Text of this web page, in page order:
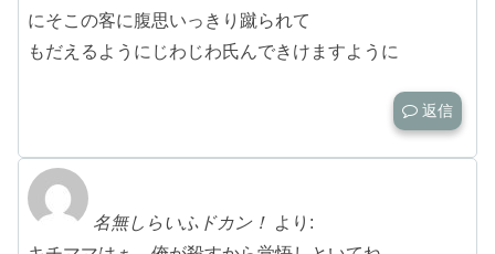
にそこの客に腹思いっきり蹴られて
もだえるようにじわじわ氏んできけますように
返信
名無しらいふドカン！ より: